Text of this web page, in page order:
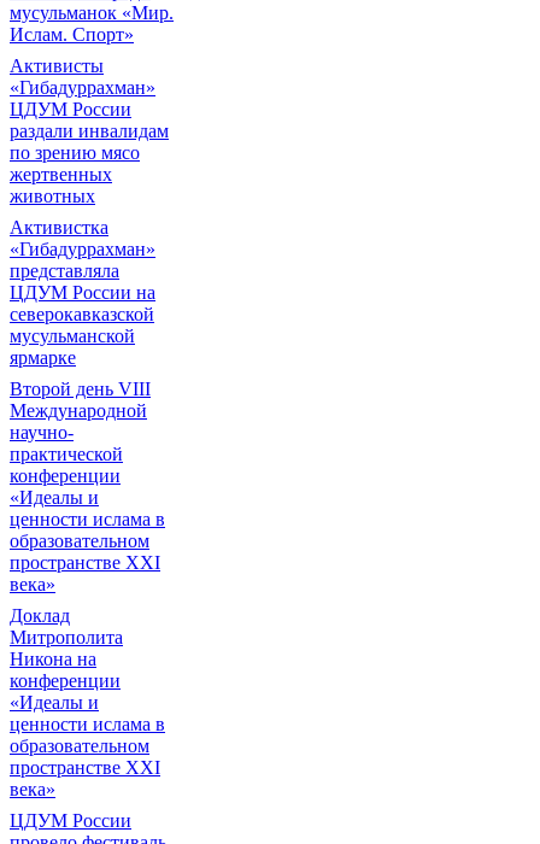
мусульманок «Мир.
Ислам. Спорт»
Активисты
«Гибадуррахман»
ЦДУМ России
раздали инвалидам
по зрению мясо
жертвенных
животных
Активистка
«Гибадуррахман»
представляла
ЦДУМ России на
северокавказской
мусульманской
ярмарке
Второй день VIII
Международной
научно-
практической
конференции
«Идеалы и
ценности ислама в
образовательном
пространстве XXI
века»
Доклад
Митрополита
Никона на
конференции
«Идеалы и
ценности ислама в
образовательном
пространстве XXI
века»
ЦДУМ России